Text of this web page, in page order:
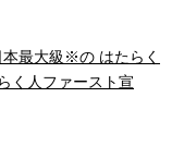
本最大級※の はたらく
く人ファースト宣